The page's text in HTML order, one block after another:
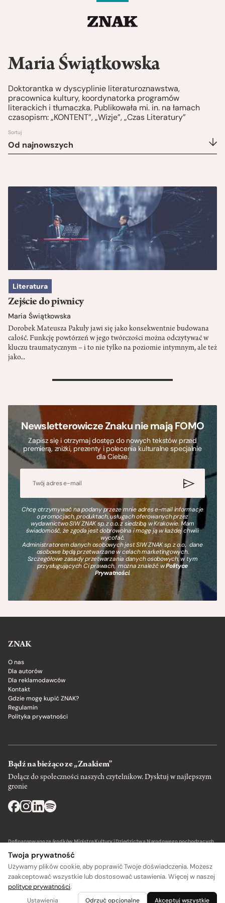
Maria Świątkowska
Doktorantka w dyscyplinie literaturoznawstwa,
pracownica kultury, koordynatorka programów
literackich i tłumaczka. Publikowała mi. in. na łamach
czasopism: „KONTENT”, „Wizje”, „Czas Literatury”
Sortuj
Od najnowszych
Literatura
Zejście do piwnicy
Maria Świątkowska
Dorobek Mateusza Pakuły jawi się jako konsekwentnie budowana
całość. Funkcję powtórzeń w jego twórczości można odczytywać w
kluczu traumatycznym – i to nie tylko na poziomie intymnym, ale też
jako...
>
Newsletterowicze Znaku nie mają FOMO
Zapisz się i otrzymaj dostęp do nowych tekstów przed
premierą, zniżki, prezenty i polecenia kulturalne specjalnie
dla Ciebie.
Chcę otrzymywać na podany przeze mnie adres e-mail informacje
o promocjach, produktach, usługach oferowanych przez
wydawnictwo SIW ZNAK sp. z o.o. z siedzibą w Krakowie. Mam
świadomość, że zgoda jest dobrowolna i mogę ją w każdej chwili
wycofać.
Administratorem danych osobowych jest SIW ZNAK sp. z o.o., dane
osobowe będą przetwarzane w celach marketingowych.
Szczegółowe zasady przetwarzania danych osobowych, w tym
przysługujących Ci prawach, można znaleźć wPolityce
Prywatności.
ZNAK
O nas
Dla autorów
Dla reklamodawców
Kontakt
Gdzie mogę kupić ZNAK?
Regulamin
Polityka prywatności
Bądź na bieżąco ze „Znakiem”
Dołącz do społeczności naszych czytelnikow. Dysktuj w najlepszym
gronie
Dofinansowano ze środków Ministra Kultury i Dziedzictwa Narodowego pochodzących
Wydawca: SIW Znak w Krakowie
Twoja prywatność
Używamy plików cookie, aby poprawić Twoje doświadczenia. Możesz
zaakceptować wszystkie lub dostosować ustawienia. Więcej w naszej
polityce prywatności.
Ustawienia Odrzuć opcjonalne Akceptuj wszystkie